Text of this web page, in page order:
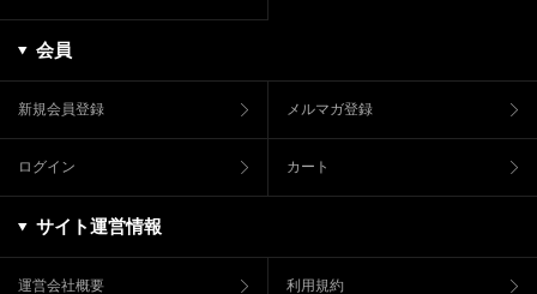
会員
新規会員登録 メルマガ登録
ログイン カート
サイト運営情報
運営会社概要 利用規約